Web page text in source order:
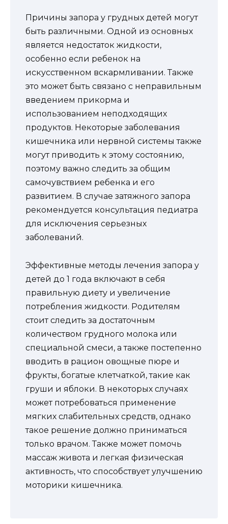
Причины запора у грудных детей могут
быть различными. Одной из основных
является недостаток жидкости,
особенно если ребенок на
искусственном вскармливании. Также
это может быть связано с неправильным
введением прикорма и
использованием неподходящих
продуктов. Некоторые заболевания
кишечника или нервной системы также
могут приводить к этому состоянию,
поэтому важно следить за общим
самочувствием ребенка и его
развитием. В случае затяжного запора
рекомендуется консультация педиатра
для исключения серьезных
заболеваний.
Эффективные методы лечения запора у
детей до 1 года включают в себя
правильную диету и увеличение
потребления жидкости. Родителям
стоит следить за достаточным
количеством грудного молока или
специальной смеси, а также постепенно
вводить в рацион овощные пюре и
фрукты, богатые клетчаткой, такие как
груши и яблоки. В некоторых случаях
может потребоваться применение
мягких слабительных средств, однако
такое решение должно приниматься
только врачом. Также может помочь
массаж живота и легкая физическая
активность, что способствует улучшению
моторики кишечника.